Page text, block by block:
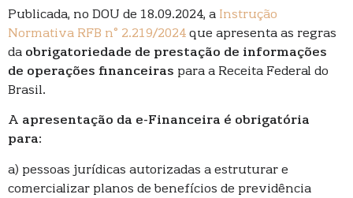
Publicada, no DOU de 18.09.2024, a Instrução
Normativa RFB n° 2.219/2024 que apresenta as regras
da obrigatoriedade de prestação de informações
de operações financeiras para a Receita Federal do
Brasil.
A apresentação da e-Financeira é obrigatória
para:
a) pessoas jurídicas autorizadas a estruturar e
comercializar planos de benefícios de previdência